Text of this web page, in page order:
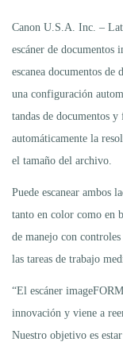
Canon U.S.A. Inc. –
escáner de
escanea documentos de
una configuración
tandas de documentos
automáticamente la
el tamaño del archivo.
Puede escanear ambos
tanto en color como en
de manejo con
las tareas de trabajo
“El escáner
innovación y viene a
Nuestro objetivo es